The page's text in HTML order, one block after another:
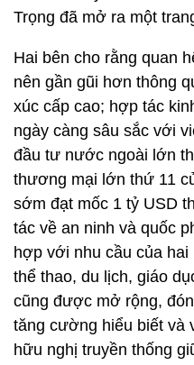
Trọng đã mở ra một
Hai bên cho rằng quan
nên gần gũi hơn thông
xúc cấp cao; hợp tác
ngày càng sâu sắc với
đầu tư nước ngoài lớn
thương mại lớn thứ 11
sớm đạt mốc 1 tỷ USD
tác về an ninh và quốc
hợp với nhu cầu của
thể thao, du lịch, giáo
cũng được mở rộng,
tăng cường hiểu biết và
hữu nghị truyền thống